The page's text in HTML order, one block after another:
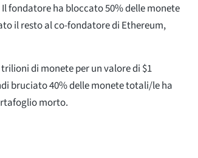
fondatore ha bloccato 50% delle monete
il resto al co-fondatore di Ethereum,
di monete per un valore di $1
bruciato 40% delle monete totali/le ha
morto.